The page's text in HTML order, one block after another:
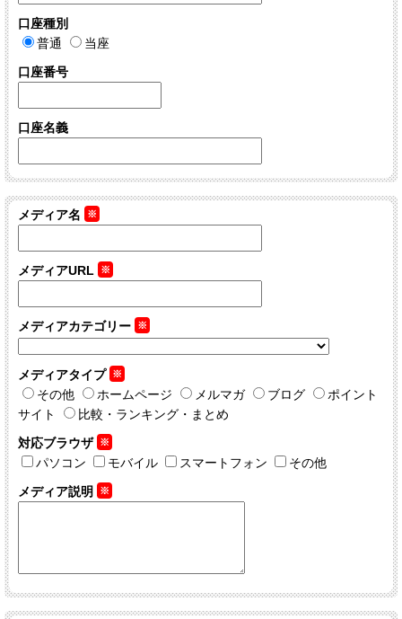
口座種別
普通
当座
口座番号
口座名義
メディア名 ※
メディアURL ※
メディアカテゴリー ※
メディアタイプ ※
その他 ホームページ メルマガ ブログ
ポイント
サイト
比較・ランキング・まとめ
対応ブラウザ ※
パソコン モバイル スマートフォン
その他
メディア説明
※